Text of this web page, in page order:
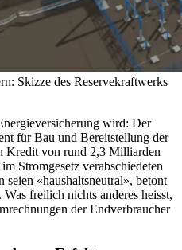
Skizze des Reservekraftwerks
wird: Der
für Bau und Bereitstellung der
Kredit von rund 2,3 Milliarden
Stromgesetz verabschiedeten
seien «haushaltsneutral», betont
freilich nichts anderes heisst,
der Endverbraucher